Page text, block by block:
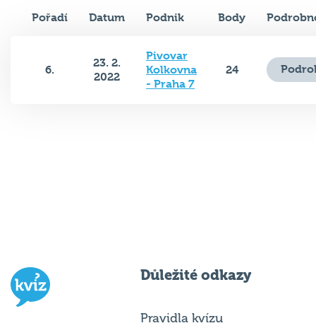
Pořadí Datum Podnik Body
6.
23. 2.
2022
Pivovar
Kolkovna
- Praha 7
24
Důležité odkazy
Pravidla kvízu